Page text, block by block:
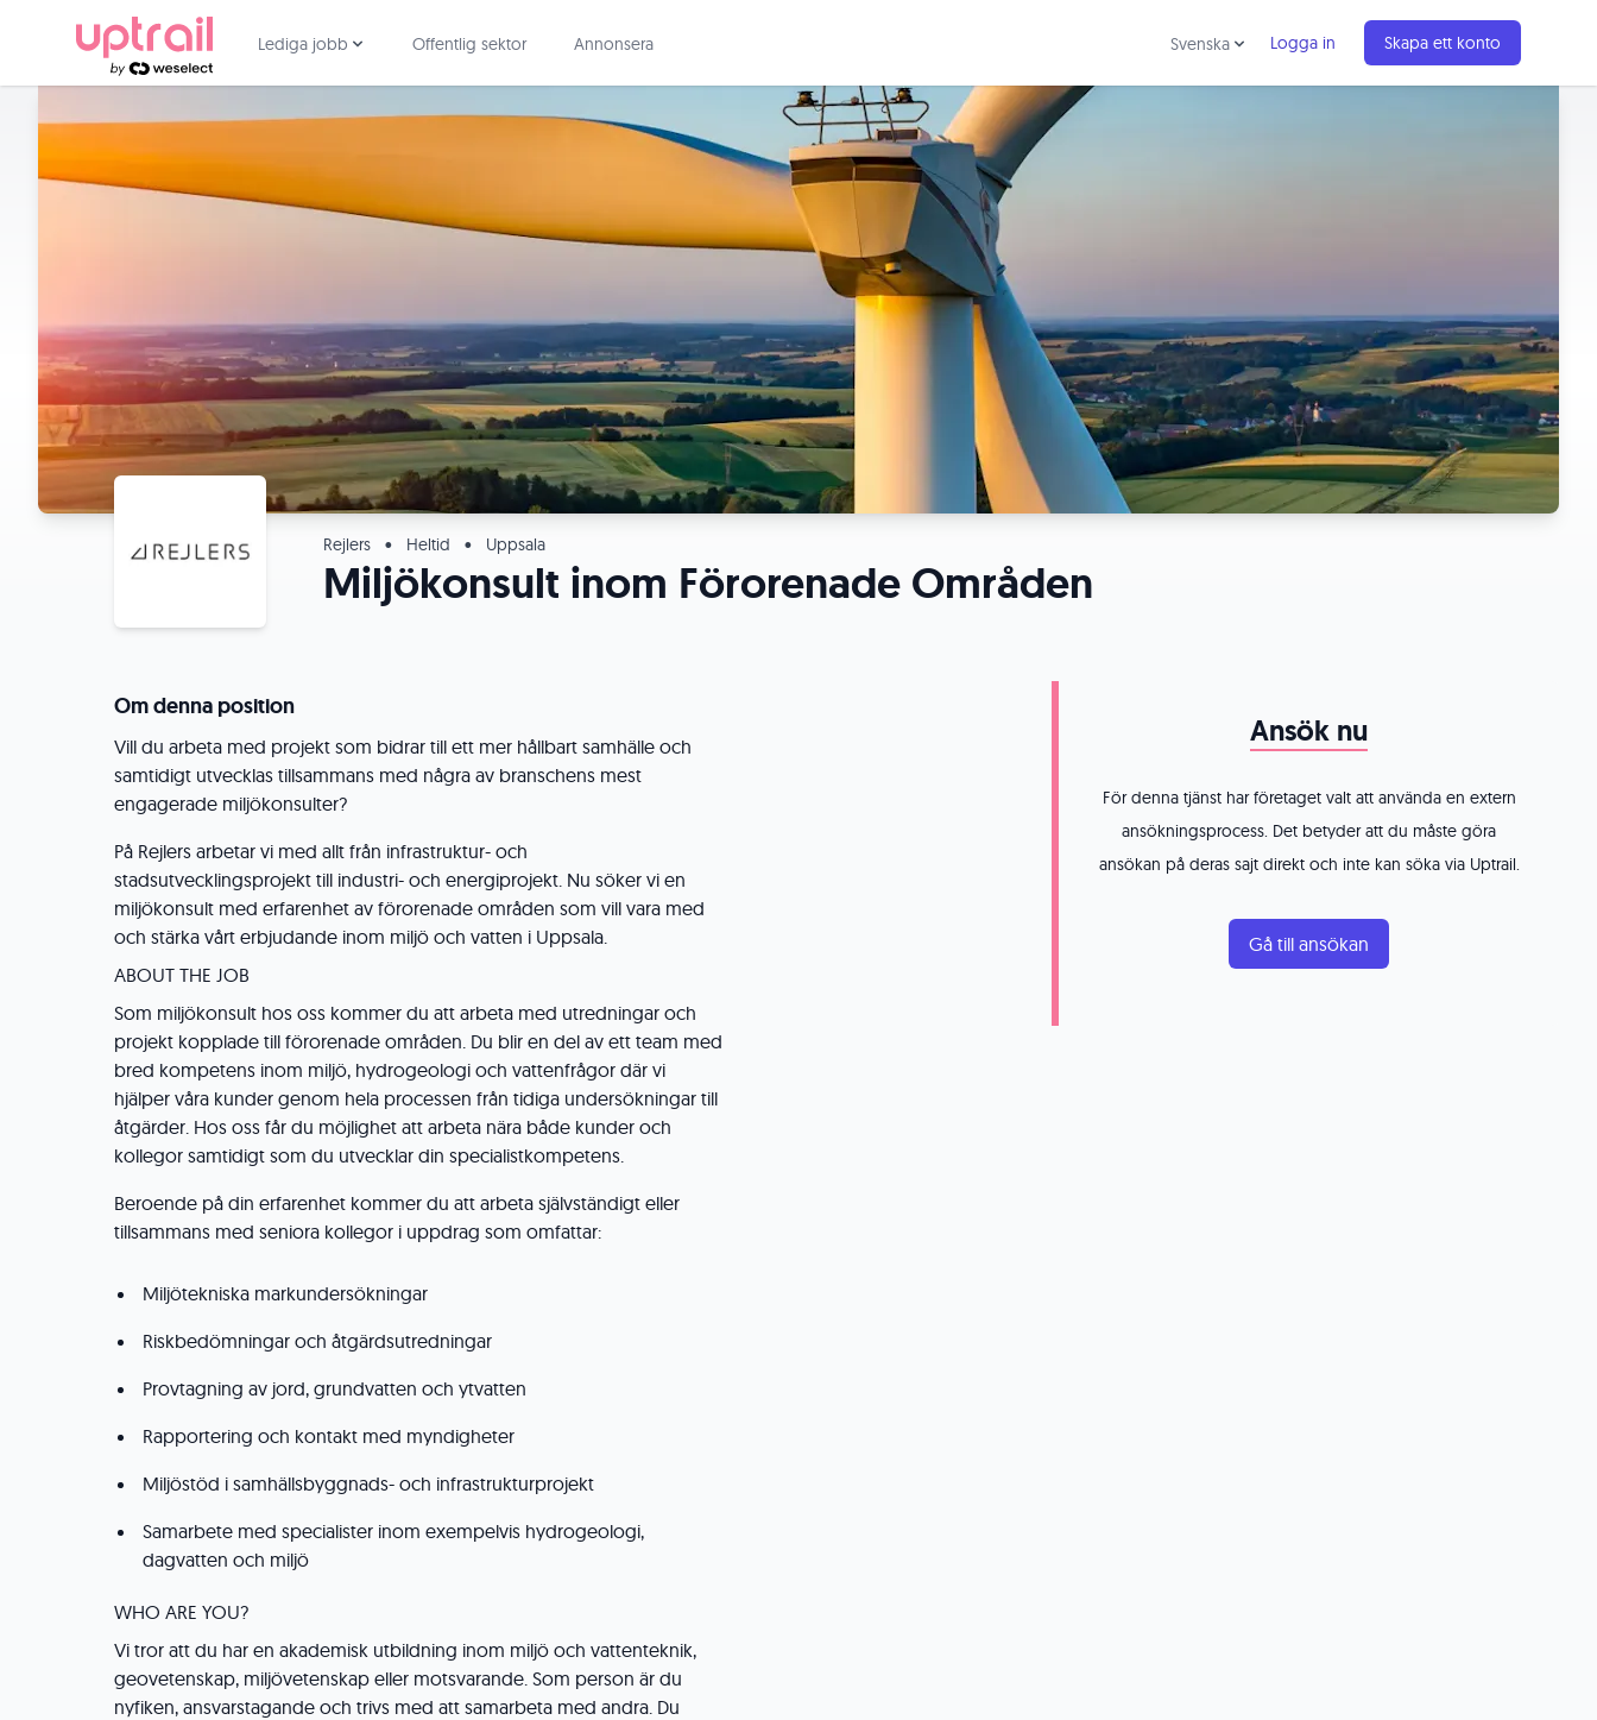
Lediga jobb Offentlig sektor Annonsera Svenska Logga in Skapa ett konto
Rejlers • Heltid • Uppsala
Miljökonsult inom Förorenade Områden
Om denna position
Vill du arbeta med projekt som bidrar till ett mer hållbart samhälle och
samtidigt utvecklas tillsammans med några av branschens mest
engagerade miljökonsulter?
På Rejlers arbetar vi med allt från infrastruktur- och
stadsutvecklingsprojekt till industri- och energiprojekt. Nu söker vi en
miljökonsult med erfarenhet av förorenade områden som vill vara med
och stärka vårt erbjudande inom miljö och vatten i Uppsala.
ABOUT THE JOB
Som miljökonsult hos oss kommer du att arbeta med utredningar och
projekt kopplade till förorenade områden. Du blir en del av ett team med
bred kompetens inom miljö, hydrogeologi och vattenfrågor där vi
hjälper våra kunder genom hela processen från tidiga undersökningar till
åtgärder. Hos oss får du möjlighet att arbeta nära både kunder och
kollegor samtidigt som du utvecklar din specialistkompetens.
Beroende på din erfarenhet kommer du att arbeta självständigt eller
tillsammans med seniora kollegor i uppdrag som omfattar:
Miljötekniska markundersökningar
Riskbedömningar och åtgärdsutredningar
Provtagning av jord, grundvatten och ytvatten
Rapportering och kontakt med myndigheter
Miljöstöd i samhällsbyggnads- och infrastrukturprojekt
Samarbete med specialister inom exempelvis hydrogeologi,
dagvatten och miljö
WHO ARE YOU?
Vi tror att du har en akademisk utbildning inom miljö och vattenteknik,
geovetenskap, miljövetenskap eller motsvarande. Som person är du
nyfiken, ansvarstagande och trivs med att samarbeta med andra. Du
Ansök nu
För denna tjänst har företaget valt att använda en extern
ansökningsprocess. Det betyder att du måste göra
ansökan på deras sajt direkt och inte kan söka via Uptrail.
Gå till ansökan